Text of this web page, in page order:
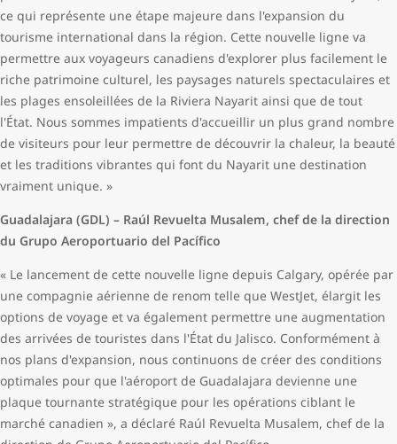
ce qui représente une étape majeure dans l'expansion du
tourisme international dans la région. Cette nouvelle ligne va
permettre aux voyageurs canadiens d'explorer plus facilement le
riche patrimoine culturel, les paysages naturels spectaculaires et
les plages ensoleillées de la Riviera Nayarit ainsi que de tout
l'État. Nous sommes impatients d'accueillir un plus grand nombre
de visiteurs pour leur permettre de découvrir la chaleur, la beauté
et les traditions vibrantes qui font du Nayarit une destination
vraiment unique. »
Guadalajara (GDL) – Raúl Revuelta Musalem, chef de la direction
du Grupo Aeroportuario del Pacífico
« Le lancement de cette nouvelle ligne depuis Calgary, opérée par
une compagnie aérienne de renom telle que WestJet, élargit les
options de voyage et va également permettre une augmentation
des arrivées de touristes dans l'État du Jalisco. Conformément à
nos plans d'expansion, nous continuons de créer des conditions
optimales pour que l'aéroport de Guadalajara devienne une
plaque tournante stratégique pour les opérations ciblant le
marché canadien », a déclaré Raúl Revuelta Musalem, chef de la